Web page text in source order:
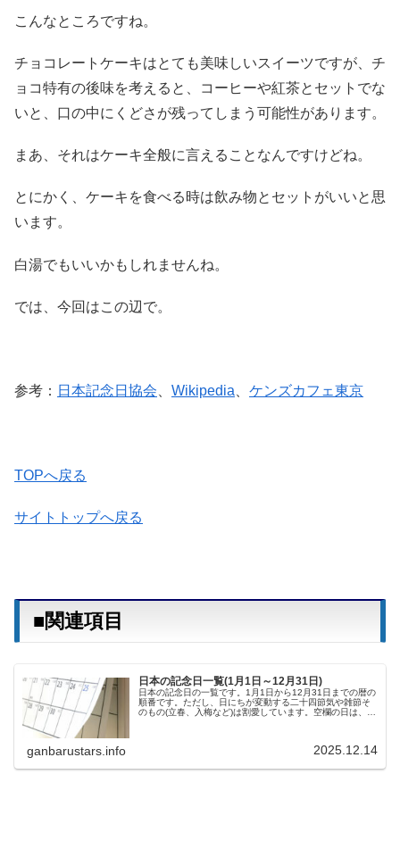
こんなところですね。
チョコレートケーキはとても美味しいスイーツですが、チ
ョコ特有の後味を考えると、コーヒーや紅茶とセットでな
いと、口の中にくどさが残ってしまう可能性があります。
まあ、それはケーキ全般に言えることなんですけどね。
とにかく、ケーキを食べる時は飲み物とセットがいいと思
います。
白湯でもいいかもしれませんね。
では、今回はこの辺で。
参考： 日本記念日協会 Wikipedia ケンズカフェ東京
TOPへ戻る
サイトトップへ戻る
■関連項目
日本の記念日一覧(1月1日～12月31日)
日本の記念日の一覧です。1月1日から12月31日までの暦の
順番です。ただし、日にちが変動する二十四節気や雑節そ
のもの(立春、入梅など)は割愛しています。空欄の日は、判
ganbarustars.info 2025.12.14